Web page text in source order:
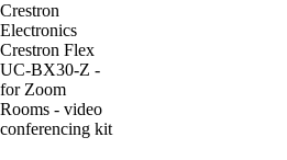
Crestron
Electronics
Crestron Flex
UC-BX30-Z -
for Zoom
Rooms - video
conferencing kit